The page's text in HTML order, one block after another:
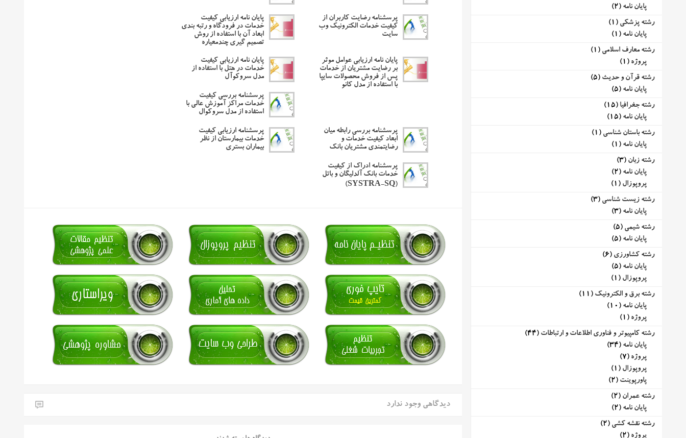
پرسشنامه رضایت کاربران از
کیفیت خدمات الکترونیک وب
سایت
پایان نامه ارزیابی کیفیت
خدمات در فرودگاه و رتبه بندی
ابعاد آن با استفاده از روش
تصمیم گیری چندمعیاره
پایان نامه ارزیابی عوامل موثر
بر رضایت مشتریان از خدمات
پس از فروش محصولات سایپا
با استفاده از مدل کانو
پایان نامه ارزیابی کیفیت
خدمات در هتل با استفاده از
مدل سروکوآل
پرسشنامه بررسی کیفیت
خدمات مراکز آموزش عالی با
استفاده از مدل سروکوال
پرسشنامه بررسی رابطه میان
ابعاد کیفیت خدمات و
رضایتمندی مشتریان بانک
پرسشنامه ارزیابی کیفیت
خدمات بیمارستان از نظر
بیماران بستری
پرسشنامه ادراک از کیفیت
خدمات بانک آلدلیگان و باتل
(SYSTRA-SQ)
دیدگاهی وجود ندارد
پایان نامه (2)
رشته پزشکی (1)
پایان نامه (1)
رشته معارف اسلامی (1)
پروژه (1)
رشته قرآن و حدیث (5)
پایان نامه (5)
رشته جغرافیا (15)
پایان نامه (15)
رشته باستان شناسی (1)
پایان نامه (1)
رشته زبان (3)
پایان نامه (2)
پروپوزال (1)
رشته زیست شناسی (3)
پایان نامه (3)
رشته شیمی (5)
پایان نامه (5)
رشته کشاورزی (6)
پایان نامه (5)
پروپوزال (1)
رشته برق و الکترونیک (11)
پایان نامه (10)
پروژه (1)
رشته کامپیوتر و فناوری اطلاعات و ارتباطات (44)
پایان نامه (34)
پروژه (7)
پروپوزال (1)
پاورپوینت (2)
رشته عمران (2)
پایان نامه (2)
رشته نقشه کشی (2)
پروژه (2)